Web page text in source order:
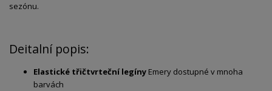
sezónu.
Deitalní popis:
Elastické třičtvrtečnílegíny Emery dostupné v mnoha
barvách